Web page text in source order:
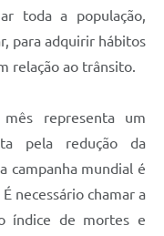
toda a população,
para adquirir hábitos
relação ao trânsito.
representa um
pela redução da
campanha mundial é
necessário chamar a
índice de mortes e